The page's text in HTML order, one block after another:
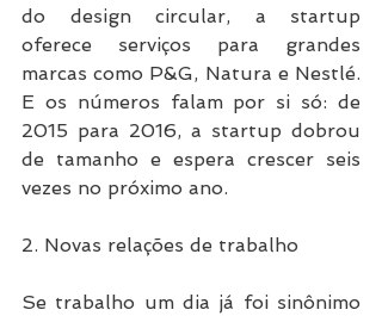
do design circular, a startup
oferece serviços para grandes
marcas como P&G, Natura e Nestlé.
E os números falam por si só: de
2015 para 2016, a startup dobrou
de tamanho e espera crescer seis
vezes no próximo ano.
2. Novas relações de trabalho
Se trabalho um dia já foi sinônimo